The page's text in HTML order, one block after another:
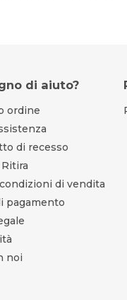
di aiuto?
ordine
di recesso
di vendita
pagamento
noi